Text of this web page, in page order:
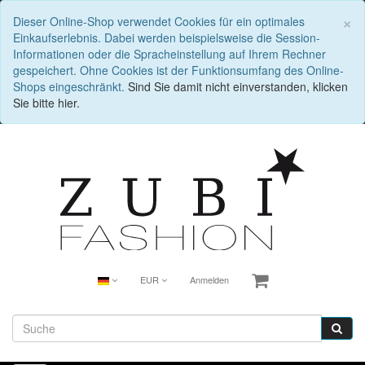
×
Dieser Online-Shop verwendet Cookies für ein optimales
Einkaufserlebnis. Dabei werden beispielsweise die Session-
Informationen oder die Spracheinstellung auf Ihrem Rechner
gespeichert. Ohne Cookies ist der Funktionsumfang des Online-
Shops eingeschränkt. Sind Sie damit nicht einverstanden, klicken
Sie bitte hier.
EUR Anmelden